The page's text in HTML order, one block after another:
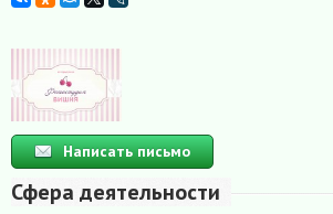
Написать письмо
Сфера деятельности